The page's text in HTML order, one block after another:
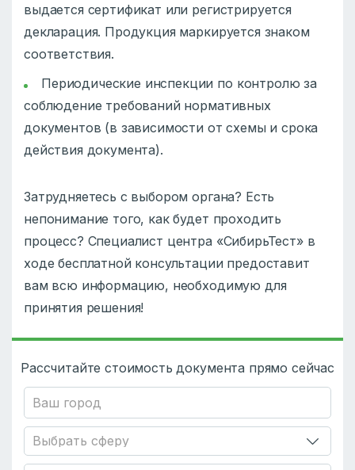
выдается сертификат или регистрируется
декларация. Продукция маркируется знаком
соответствия.
Периодические инспекции по контролю за
соблюдение требований нормативных
документов (в зависимости от схемы и срока
действия документа).
Затрудняетесь с выбором органа? Есть
непонимание того, как будет проходить
процесс? Специалист центра «СибирьТест» в
ходе бесплатной консультации предоставит
вам всю информацию, необходимую для
принятия решения!
Рассчитайте стоимость документа прямо сейчас